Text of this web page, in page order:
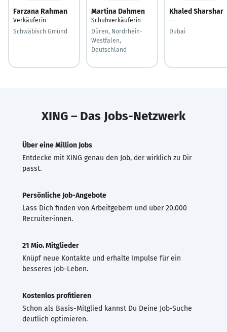
Farzana Rahman
Verkäuferin
Schwäbisch Gmünd
Martina Dahmen
Schuhverkäuferin
Düren, Nordrhein-
Westfalen,
Deutschland
Khaled Sharshar
---
Dubai
XING – Das Jobs-Netzwerk
Über eine Million Jobs
Entdecke mit XING genau den Job, der wirklich zu Dir
passt.
Persönliche Job-Angebote
Lass Dich finden von Arbeitgebern und über 20.000
Recruiter·innen.
21 Mio. Mitglieder
Knüpf neue Kontakte und erhalte Impulse für ein
besseres Job-Leben.
Kostenlos profitieren
Schon als Basis-Mitglied kannst Du Deine Job-Suche
deutlich optimieren.